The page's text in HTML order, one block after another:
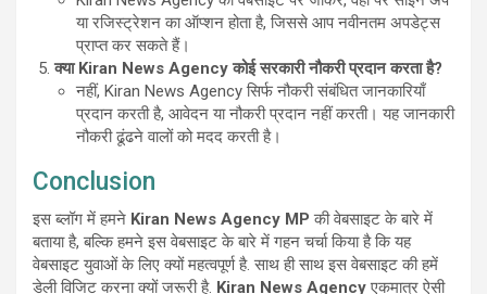
या रजिस्ट्रेशन का ऑप्शन होता है, जिससे आप नवीनतम अपडेट्स
प्राप्त कर सकते हैं।
क्या Kiran News Agency कोई सरकारी नौकरी प्रदान करता है?
नहीं, Kiran News Agency सिर्फ नौकरी संबंधित जानकारियाँ
प्रदान करती है, आवेदन या नौकरी प्रदान नहीं करती। यह जानकारी
नौकरी ढूंढने वालों को मदद करती है।
Conclusion
इस ब्लॉग में हमने Kiran News Agency MP की वेबसाइट के बारे में
बताया है, बल्कि हमने इस वेबसाइट के बारे में गहन चर्चा किया है कि यह
वेबसाइट युवाओं के लिए क्यों महत्वपूर्ण है. साथ ही साथ इस वेबसाइट की हमें
डेली विजिट करना क्यों जरूरी है. Kiran News Agencyएकमात्र ऐसी